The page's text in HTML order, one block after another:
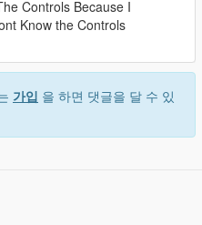
Controls Because I
Know the Controls
가입 을 하면 댓글을 달 수 있